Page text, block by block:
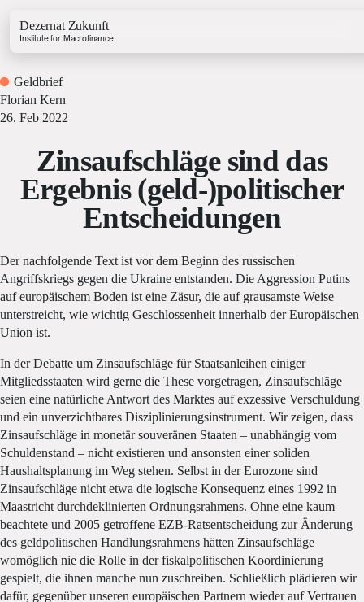
Dezernat Zukunft
Institute for Macrofinance
Growth & Budget Lab
Energy Lab
Business Lab
Price Lab
Budget Tracker
Investment Tracker
Geldbrief
Florian Kern
26. Feb 2022
Zinsaufschläge sind das
Ergebnis (geld-)politischer
Entscheidungen
Der nachfolgende Text ist vor dem Beginn des russischen
Angriffskriegs gegen die Ukraine entstanden. Die Aggression Putins
auf europäischem Boden ist eine Zäsur, die auf grausamste Weise
unterstreicht, wie wichtig Geschlossenheit innerhalb der Europäischen
Union ist.
In der Debatte um Zinsaufschläge für Staatsanleihen einiger
Mitgliedsstaaten wird gerne die These vorgetragen, Zinsaufschläge
seien eine natürliche Antwort des Marktes auf exzessive Verschuldung
und ein unverzichtbares Disziplinierungsinstrument. Wir zeigen, dass
Zinsaufschläge in monetär souveränen Staaten – unabhängig vom
Schuldenstand – nicht existieren und ansonsten einer soliden
Haushaltsplanung im Weg stehen. Selbst in der Eurozone sind
Zinsaufschläge nicht etwa die logische Konsequenz eines 1992 in
Maastricht durchdeklinierten Ordnungsrahmens. Ohne eine kaum
beachtete und 2005 getroffene EZB-Ratsentscheidung zur Änderung
des geldpolitischen Handlungsrahmens hätten Zinsaufschläge
womöglich nie die Rolle in der fiskalpolitischen Koordinierung
gespielt, die ihnen manche nun zuschreiben. Schließlich plädieren wir
dafür, gegenüber unseren europäischen Partnern wieder auf Vertrauen